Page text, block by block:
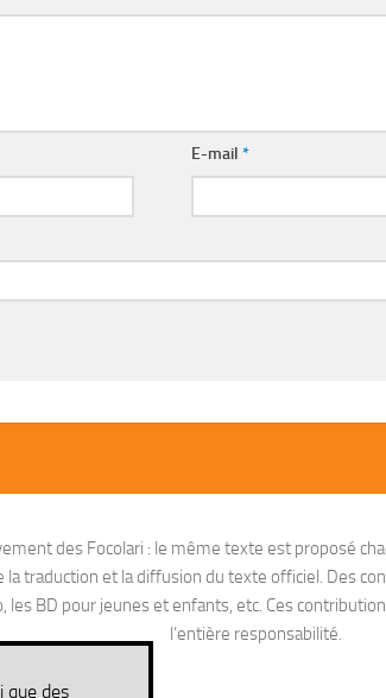
E-mail*
des Focolari : le même texte est proposé
la traduction et la diffusion du texte officiel. Des
BD pour jeunes et enfants, etc. Ces
l’entière responsabilité.
que des